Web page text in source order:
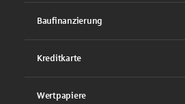
Baufinanzierung
Kreditkarte
Wertpapiere